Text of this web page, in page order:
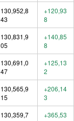
130,952,8
43
+120,93
8
130,831,9
05
+140,85
8
130,691,0
47
+125,13
2
130,565,9
15
+206,14
3
130,359,7
+365,53